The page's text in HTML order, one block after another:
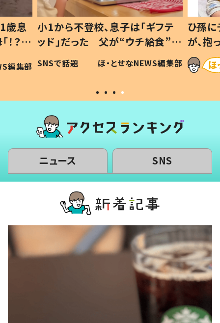
歳息
？」
編集部
小1から不登校、息子は「ギフテ
ッド」だった 父が“ウチ給食”を
作り続ける理由とは #令和の親
#令和の子
SNSで話題 ほ・とせなNEWS編集部
ひ孫
が、
「涙が
い」
ニュース SNS